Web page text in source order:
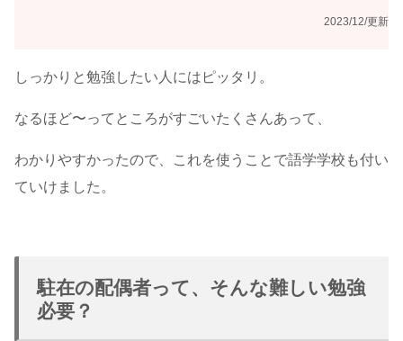
2023/12/更新
しっかりと勉強したい人にはピッタリ。
なるほど〜ってところがすごいたくさんあって、
わかりやすかったので、これを使うことで語学学校も付い
ていけました。
駐在の配偶者って、そんな難しい勉強
必要？